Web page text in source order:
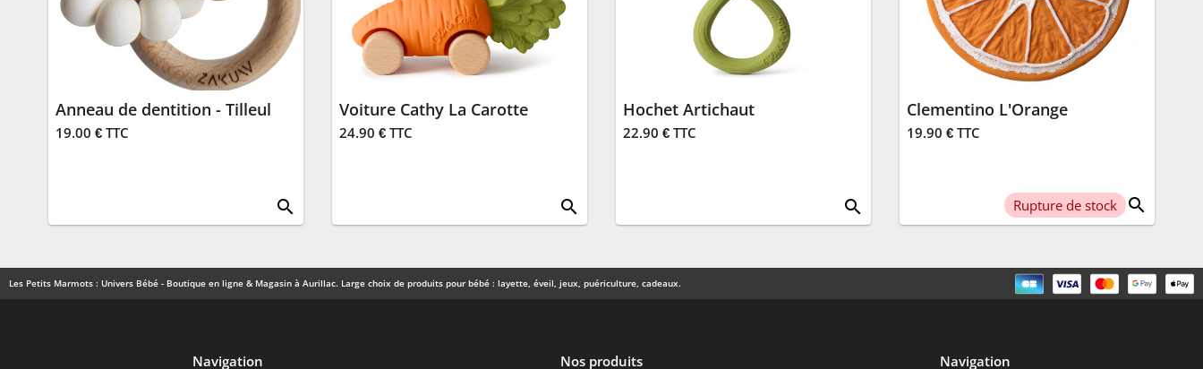
Anneau de dentition - Tilleul
19.00 € TTC
search
Voiture Cathy La Carotte
24.90 € TTC
search
Hochet Artichaut
22.90 € TTC
search
Clementino L'Orange
19.90 € TTC
Rupture de stock search
Les Petits Marmots : Univers Bébé - Boutique en ligne & Magasin à Aurillac. Large choix de produits pour bébé : layette, éveil, jeux, puériculture, cadeaux.
Navigation Nos produits Navigation